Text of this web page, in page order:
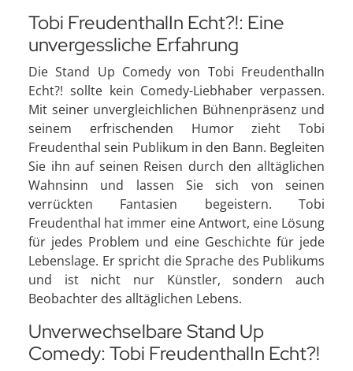
Tobi FreudenthalIn Echt?!: Eine
unvergessliche Erfahrung
Die Stand Up Comedy von Tobi FreudenthalIn
Echt?! sollte kein Comedy-Liebhaber verpassen.
Mit seiner unvergleichlichen Bühnenpräsenz und
seinem erfrischenden Humor zieht Tobi
Freudenthal sein Publikum in den Bann. Begleiten
Sie ihn auf seinen Reisen durch den alltäglichen
Wahnsinn und lassen Sie sich von seinen
verrückten Fantasien begeistern. Tobi
Freudenthal hat immer eine Antwort, eine Lösung
für jedes Problem und eine Geschichte für jede
Lebenslage. Er spricht die Sprache des Publikums
und ist nicht nur Künstler, sondern auch
Beobachter des alltäglichen Lebens.
Unverwechselbare Stand Up
Comedy: Tobi FreudenthalIn Echt?!